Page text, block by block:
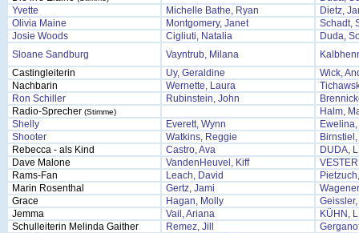
Yvette
Michelle Bathe, Ryan
Dietz,
Olivia Maine
Montgomery, Janet
Schadt,
Josie Woods
Cigliuti, Natalia
Duda,
Sloane Sandburg
Vayntrub, Milana
Castingleiterin
Uy, Geraldine
Wick,
Nachbarin
Wernette, Laura
Ron Schiller
Rubinstein, John
Radio-Sprecher (Stimme)
Halm,
Shelly
Everett, Wynn
Shooter
Watkins, Reggie
Rebecca - als Kind
Castro, Ava
DUDA,
Dave Malone
VandenHeuvel, Kiff
Rams-Fan
Leach, David
Marin Rosenthal
Gertz, Jami
Grace
Hagan, Molly
Jemma
Vail, Ariana
KÜHN,
Schulleiterin Melinda Gaither
Remez, Jill